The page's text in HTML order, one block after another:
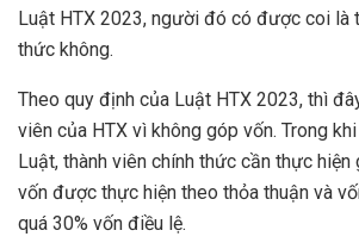
Luật HTX 2023, người đó có được coi là
thức không.
Theo quy định của Luật HTX 2023, thì
viên của HTX vì không góp vốn. Trong
Luật, thành viên chính thức cần thực hiện
vốn được thực hiện theo thỏa thuận và
quá 30% vốn điều lệ.